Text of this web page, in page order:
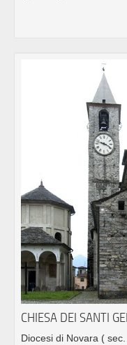
CHIESA DEI SANTI
Diocesi di Novara (